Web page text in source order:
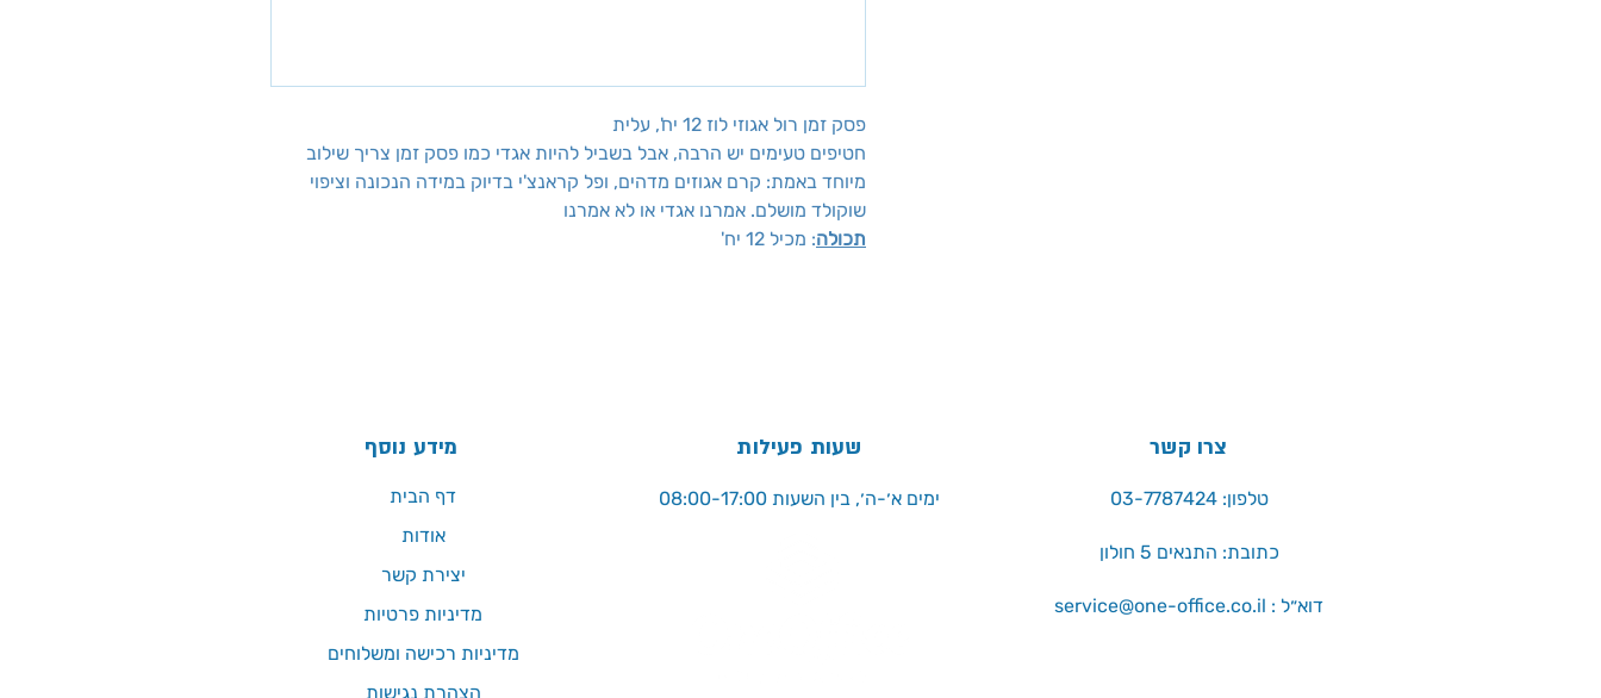
פסק זמן רול אגוזי לוז 12 יח', עלית
חטיפים טעימים יש הרבה, אבל בשביל להיות אגדי כמו פסק זמן צריך שילוב
מיוחד באמת: קרם אגוזים מדהים, ופל קראנצ'י בדיוק במידה הנכונה וציפוי
שוקולד מושלם. אמרנו אגדי או לא אמרנו
תכולה: מכיל 12 יח'
מידע נוסף שעות פעילות
ימים א׳-ה׳, בין השעות 08:00-17:00
צרו קשר
טלפון: 03-7787424
כתובת: התנאים 5 חולון
service@one-office.co.il : דוא״ל
דף הבית
אודות
יצירת קשר
מדיניות פרטיות
מדיניות רכישה ומשלוחים
הצהרת נגישות